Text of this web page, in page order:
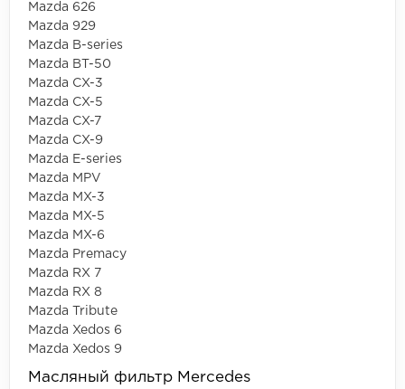
Mazda 626
Mazda 929
Mazda B-series
Mazda BT-50
Mazda CX-3
Mazda CX-5
Mazda CX-7
Mazda CX-9
Mazda E-series
Mazda MPV
Mazda MX-3
Mazda MX-5
Mazda MX-6
Mazda Premacy
Mazda RX 7
Mazda RX 8
Mazda Tribute
Mazda Xedos 6
Mazda Xedos 9
Масляный фильтр Mercedes